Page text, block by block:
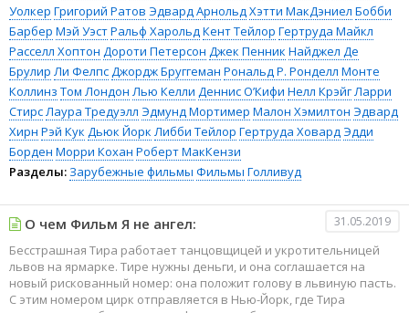
Уолкер Григорий Ратов Эдвард АрнольдХэтти МакДэниел Бобби
Барбер Мэй УэстРальф ХарольдКент Тейлор Гертруда Майкл
Расселл Хоптон Дороти Петерсон Джек Пенник Найджел Де
Брулир Ли ФелпсДжордж Бруггеман Рональд Р. Ронделл Монте
Коллинз Том Лондон Лью Келли Деннис О’Кифи Нелл КрэйгЛарри
СтирсЛаура Тредуэлл Эдмунд Мортимер Малон Хэмилтон Эдвард
Хирн Рэй Кук Дьюк Йорк Либби Тейлор Гертруда ХовардЭдди
Борден Морри Кохан Роберт МакКензи
Разделы: Зарубежные фильмы Фильмы Голливуд
О чем Фильм Я не ангел: 31.05.2019
Бесстрашная Тира работает танцовщицей и укротительницей
львов на ярмарке. Тире нужны деньги, и она соглашается на
новый рискованный номер: она положит голову в львиную пасть.
С этим номером цирк отправляется в Нью-Йорк, где Тира